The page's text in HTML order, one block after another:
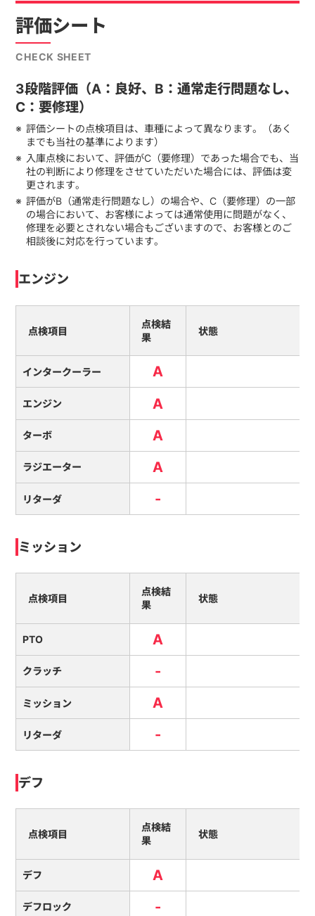
評価シート
CHECK SHEET
3段階評価（A：良好、B：通常走行問題なし、
C：要修理）
評価シートの点検項目は、車種によって異なります。（あく
までも当社の基準によります）
入庫点検において、評価がC（要修理）であった場合でも、当
社の判断により修理をさせていただいた場合には、評価は変
更されます。
評価がB（通常走行問題なし）の場合や、C（要修理）の一部
の場合において、お客様によっては通常使用に問題がなく、
修理を必要とされない場合もございますので、お客様とのご
相談後に対応を行っています。
エンジン
点検項目
点検結
果
状態
インタークーラー A
エンジン A
ターボ A
ラジエーター A
リターダ -
ミッション
点検項目
点検結
果
状態
PTO A
クラッチ -
ミッション A
リターダ -
デフ
点検項目
点検結
果
状態
デフ A
デフロック -